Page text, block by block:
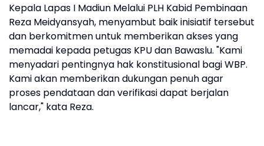
Kepala Lapas I Madiun Melalui PLH Kabid Pembinaan
Reza Meidyansyah, menyambut baik inisiatif tersebut
dan berkomitmen untuk memberikan akses yang
memadai kepada petugas KPU dan Bawaslu. "Kami
menyadari pentingnya hak konstitusional bagi WBP.
Kami akan memberikan dukungan penuh agar
proses pendataan dan verifikasi dapat berjalan
lancar," kata Reza.